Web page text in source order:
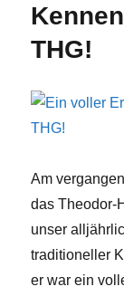
THG!
Am
das Theodor-
unser
traditioneller
er war ein